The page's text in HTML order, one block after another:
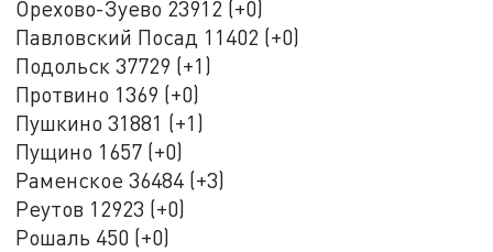
Орехово-Зуево 23912 (+0)
Павловский Посад 11402 (+0)
Подольск 37729 (+1)
Протвино 1369 (+0)
Пушкино 31881 (+1)
Пущино 1657 (+0)
Раменское 36484 (+3)
Реутов 12923 (+0)
Рошаль 450 (+0)